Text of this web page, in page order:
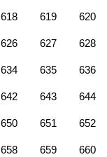
618 619 620
626 627 628
634 635 636
642 643 644
650 651 652
658 659 660